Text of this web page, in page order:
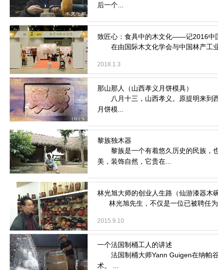
后一个...
2020.12.22
在由国际木文化学会与中国林产工
2018.1.3
八月十三，山西孝义。原提明来到
月饼模...
2016.2.17
黎族是一个有着悠久历史的民族，也
美，装饰自然，它贵在...
2016.1.20
林光旭先生，不仅是一位已被聘任为
2015.9.10
法国制桶大师Yann Guigen在纳帕谷
术。 ...